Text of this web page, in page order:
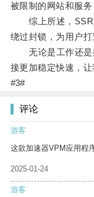
被限制的网站和服务
综上所述，SSR
绕过封锁，为用户打
无论是工作还是
接更加稳定快速，让
#3#
评论
游客
这款加速器VPM应用程
2025-01-24
游客